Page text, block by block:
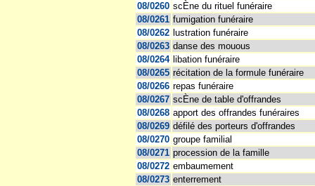
08/0260 scÈne du rituel funéraire
08/0261 fumigation funéraire
08/0262 lustration funéraire
08/0263 danse des mouous
08/0264 libation funéraire
08/0265 récitation de la formule funéraire
08/0266 repas funéraire
08/0267 scÈne de table d'offrandes
08/0268 apport des offrandes funéraires
08/0269 défilé des porteurs d'offrandes
08/0270 groupe familial
08/0271 procession de la famille
08/0272 embaumement
08/0273 enterrement